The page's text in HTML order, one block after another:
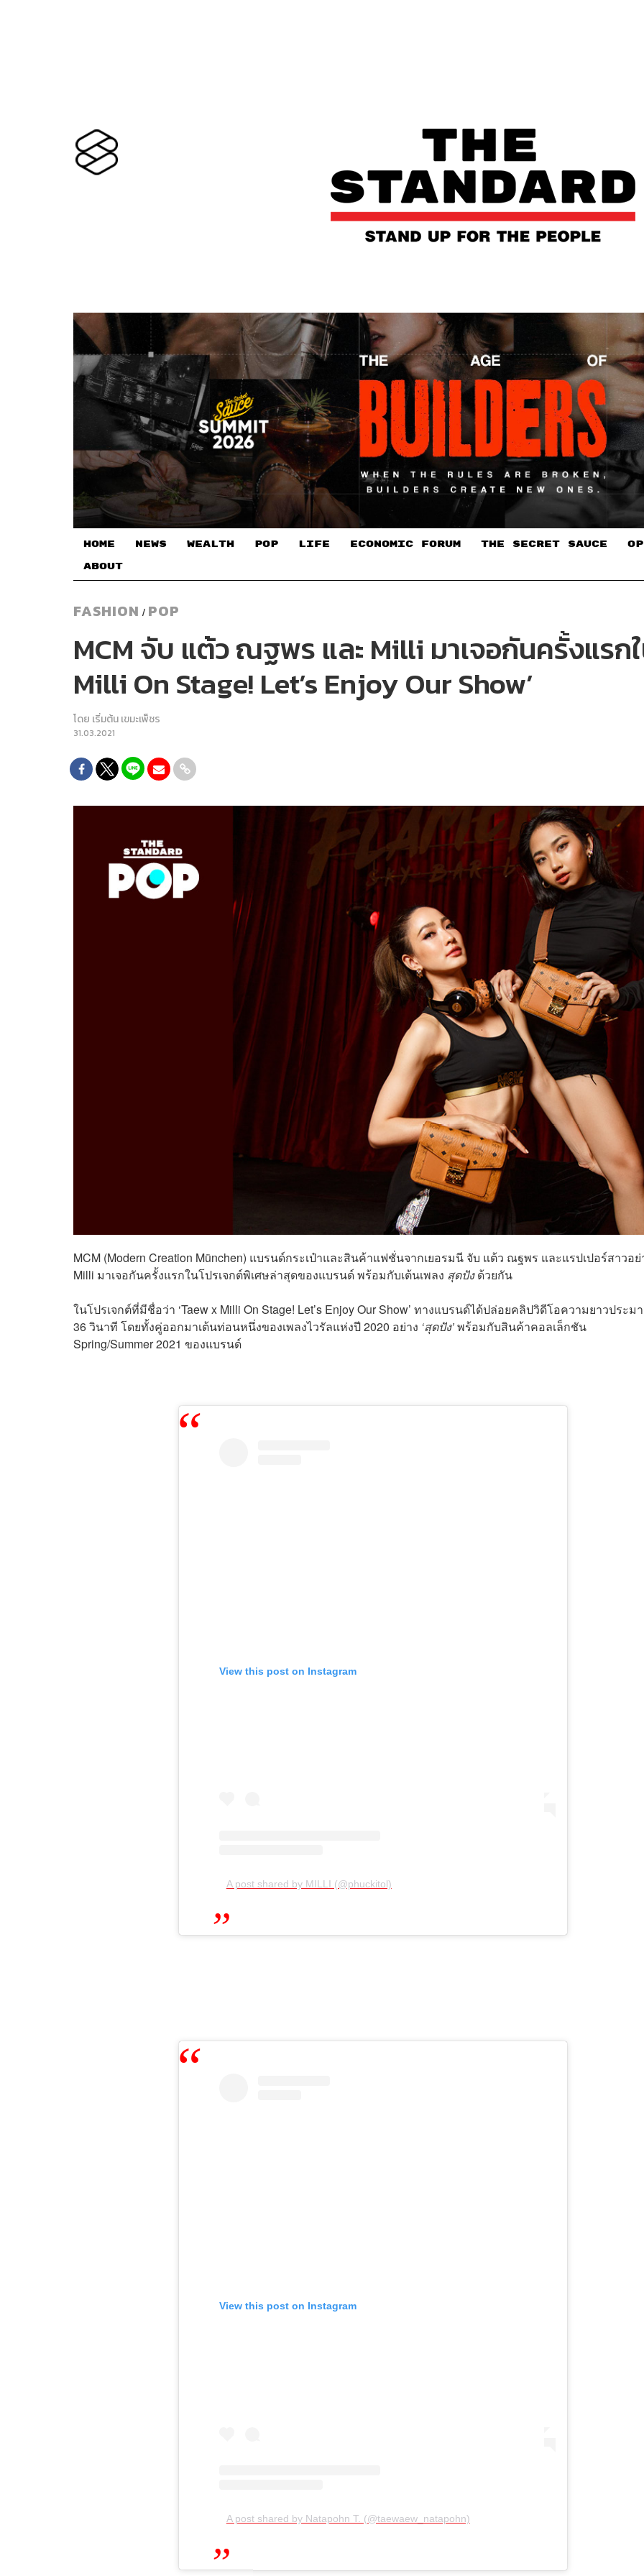
HOME NEWS WEALTH POP LIFE ECONOMIC FORUM THE SECRET SAUCE​
ABOUT
FASHION / POP
MCM จับ แต้ว ณฐพร และ Milli มาเจอกันครั้งแรกใ
Milli On Stage! Let’s Enjoy Our Show’
โดย เริ่มต้น เขมะเพ็ชร
31.03.2021
MCM (Modern Creation München) แบรนด์กระเป๋าและสินค้าแฟชั่นจากเยอรมนี จับ แต้ว ณฐพร และแรปเปอร์สาวอย่
Milli มาเจอกันครั้งแรกในโปรเจกต์พิเศษล่าสุดของแบรนด์ พร้อมกับเต้นเพลง สุดปังด้วยกัน
ในโปรเจกต์ที่มีชื่อว่า ‘Taew x Milli On Stage! Let’s Enjoy Our Show’ ทางแบรนด์ได้ปล่อยคลิปวิดีโอความยาวประม
36 วินาที โดยทั้งคู่ออกมาเต้นท่อนหนึ่งของเพลงไวรัลแห่งปี 2020 อย่าง ‘สุดปัง’พร้อมกับสินค้าคอลเล็กชัน
Spring/Summer 2021 ของแบรนด์
View this post on Instagram
A post shared by MILLI (@phuckitol)
View this post on Instagram
A post shared by Natapohn T. (@taewaew_natapohn)